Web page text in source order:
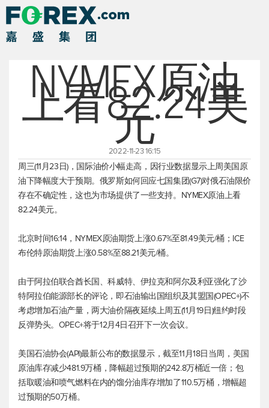
NYMEX原油
上看82.24美
元
2022-11-23 16:15
周三(11月23日)，国际油价小幅走高，因行业数据显示上周美国原
油下降幅度大于预期。俄罗斯如何回应七国集团(G7)对俄石油限价
存在不确定性，这也为市场提供了一些支持。NYMEX原油上看
82.24美元。
北京时间16:14，NYMEX原油期货上涨0.67%至81.49美元/桶；ICE
布伦特原油期货上涨0.58%至88.21美元/桶。
由于阿拉伯联合酋长国、科威特、伊拉克和阿尔及利亚强化了沙
特阿拉伯能源部长的评论，即石油输出国组织及其盟国(OPEC+)不
考虑增加石油产量，两大油价隔夜延续上周五(11月19日)纽约时段
反弹势头。OPEC+将于12月4日召开下一次会议。
美国石油协会(API)最新公布的数据显示，截至11月18日当周，美国
原油库存减少481.9万桶，降幅超过预期的242.8万桶近一倍；包
括取暖油和喷气燃料在内的馏分油库存增加了110.5万桶，增幅超
过预期的50万桶。